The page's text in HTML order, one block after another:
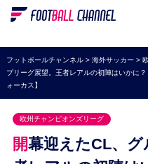
WEリーグ
海外サッカー
プレミアリーグ
ラ・リーガ
セリエA
ブンデスリーガ
フットボールチャンネル> 海外サッカー >
プリーグ展望。王者レアルの初陣はいかに
ォーカス】
欧州チャンピオンズリーグ
開幕迎えたCL、グループリーグ展望。王